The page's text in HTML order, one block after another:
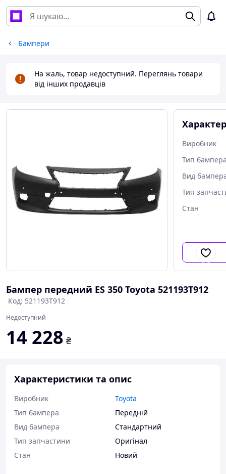
Бампери
На жаль, товар недоступний. Переглянь товари
від інших продавців
Виробник
Тип
Вид
Тип
Стан
Бампер передний ES 350 Toyota 521193T912
Код: 521193T912
Недоступний
14 228 ₴
Характеристики та опис
Виробник
Toyota
Тип бампера
Передній
Вид бампера
Стандартний
Тип запчастини
Оригінал
Стан
Новий